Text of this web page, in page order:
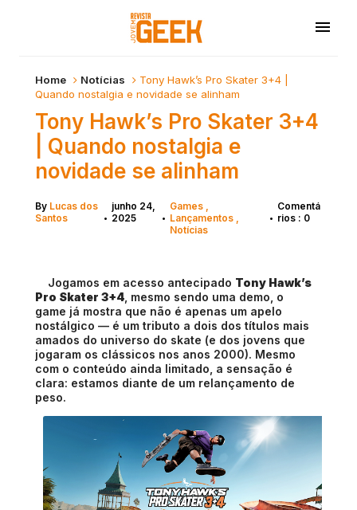
Home Notícias
Tony Hawk’s Pro Skater 3+4 |
Quando nostalgia e novidade se alinham
Tony Hawk’s Pro Skater 3+4
| Quando nostalgia e
novidade se alinham
By Lucas dos
Santos
•
junho 24,
2025
•
Games
Lançamentos
Notícias
•
Comentá
rios : 0
Jogamos em acesso antecipado Tony Hawk’s
Pro Skater 3+4 , mesmo sendo uma demo, o
game já mostra que não é apenas um apelo
nostálgico — é um tributo a dois dos títulos mais
amados do universo do skate (e dos jovens que
jogaram os clássicos nos anos 2000). Mesmo
com o conteúdo ainda limitado, a sensação é
clara: estamos diante de um relançamento de
peso.